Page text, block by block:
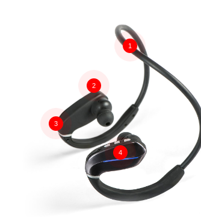
1
2
3
4